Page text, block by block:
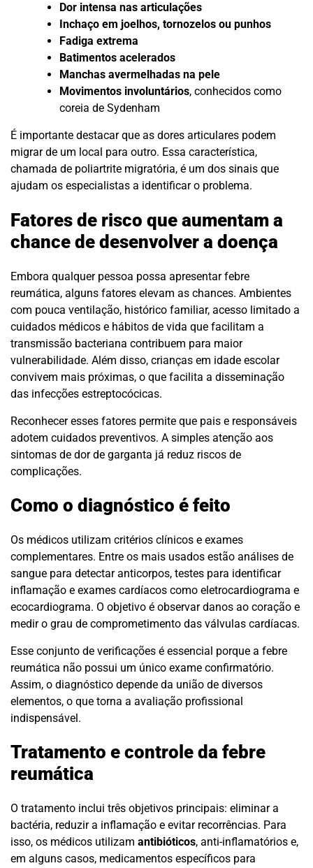
Dor intensa nas articulações
Inchaço em joelhos, tornozelos ou punhos
Fadiga extrema
Batimentos acelerados
Manchas avermelhadas na pele
Movimentos involuntários, conhecidos como
coreia de Sydenham
É importante destacar que as dores articulares podem
migrar de um local para outro. Essa característica,
chamada de poliartrite migratória, é um dos sinais que
ajudam os especialistas a identificar o problema.
Fatores de risco que aumentam a
chance de desenvolver a doença
Embora qualquer pessoa possa apresentar febre
reumática, alguns fatores elevam as chances. Ambientes
com pouca ventilação, histórico familiar, acesso limitado a
cuidados médicos e hábitos de vida que facilitam a
transmissão bacteriana contribuem para maior
vulnerabilidade. Além disso, crianças em idade escolar
convivem mais próximas, o que facilita a disseminação
das infecções estreptocócicas.
Reconhecer esses fatores permite que pais e responsáveis
adotem cuidados preventivos. A simples atenção aos
sintomas de dor de garganta já reduz riscos de
complicações.
Como o diagnóstico é feito
Os médicos utilizam critérios clínicos e exames
complementares. Entre os mais usados estão análises de
sangue para detectar anticorpos, testes para identificar
inflamação e exames cardíacos como eletrocardiograma e
ecocardiograma. O objetivo é observar danos ao coração e
medir o grau de comprometimento das válvulas cardíacas.
Esse conjunto de verificações é essencial porque a febre
reumática não possui um único exame confirmatório.
Assim, o diagnóstico depende da união de diversos
elementos, o que torna a avaliação profissional
indispensável.
Tratamento e controle da febre
reumática
O tratamento inclui três objetivos principais: eliminar a
bactéria, reduzir a inflamação e evitar recorrências. Para
isso, os médicos utilizam antibióticos, anti-inflamatórios e,
em alguns casos, medicamentos específicos para